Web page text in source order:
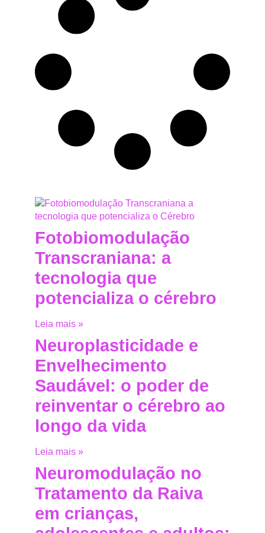
Fotobiomodulação
Transcraniana: a
tecnologia que
potencializa o cérebro
Leia mais »
Neuroplasticidade e
Envelhecimento
Saudável: o poder de
reinventar o cérebro ao
longo da vida
Leia mais »
Neuromodulação no
Tratamento da Raiva
em crianças,